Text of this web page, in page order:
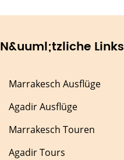
N&uuml;tzliche Links
Marrakesch Ausflüge
Agadir Ausflüge
Marrakesch Touren
Agadir Tours